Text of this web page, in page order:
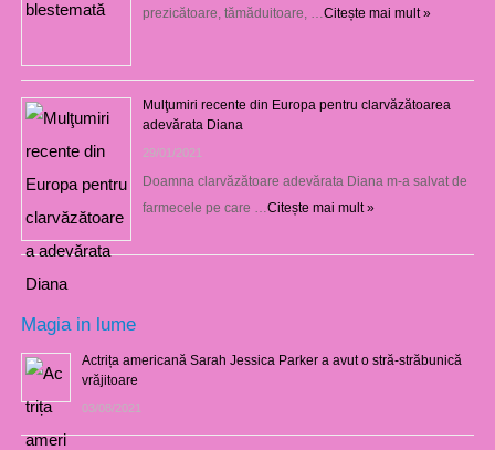
prezicătoare, tămăduitoare, … Citește mai mult »
Mulţumiri recente din Europa pentru clarvăzătoarea
adevărata Diana
29/01/2021
Doamna clarvăzătoare adevărata Diana m-a salvat de
farmecele pe care … Citește mai mult »
Magia in lume
Actrița americană Sarah Jessica Parker a avut o stră-străbunică
vrăjitoare
03/08/2021